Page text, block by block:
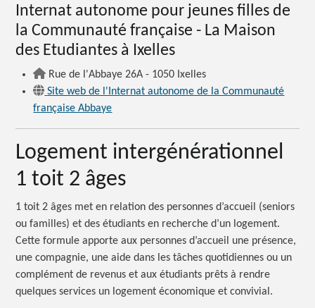
Internat autonome pour jeunes filles de
la Communauté française - La Maison
des Etudiantes à Ixelles
Rue de l'Abbaye 26A - 1050 Ixelles
Site web de l'Internat autonome de la Communauté
française Abbaye
Logement intergénérationnel
1 toit 2 âges
1 toit 2 âges met en relation des personnes d’accueil (seniors
ou familles) et des étudiants en recherche d’un logement.
Cette formule apporte aux personnes d’accueil une présence,
une compagnie, une aide dans les tâches quotidiennes ou un
complément de revenus et aux étudiants prêts à rendre
quelques services un logement économique et convivial.